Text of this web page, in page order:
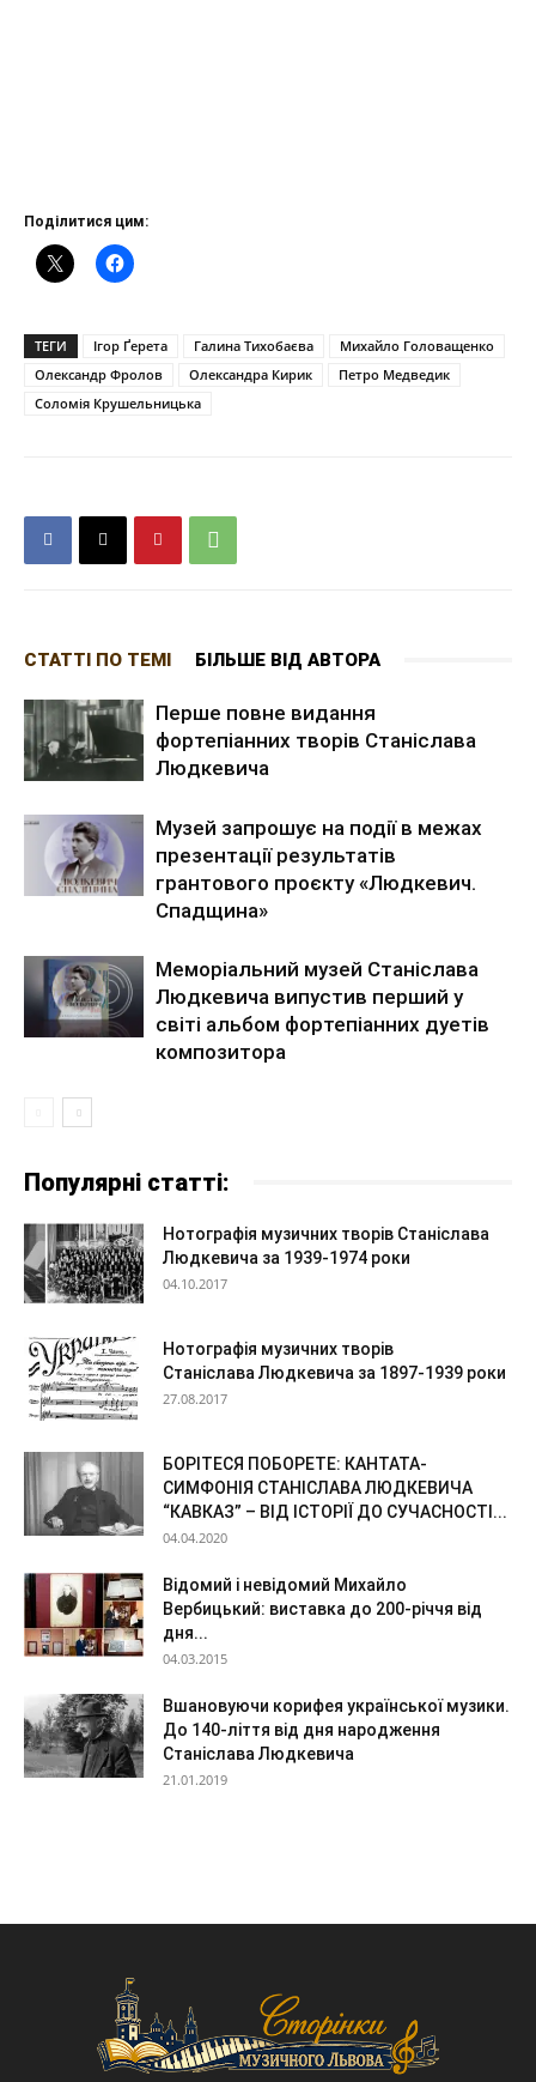
Поділитися цим:
ТЕГИ Ігор Ґерета Галина Тихобаєва
Михайло Головащенко
Олександр Фролов
Олександра Кирик
Петро Медведик
Соломія Крушельницька
СТАТТІ ПО ТЕМІ БІЛЬШЕ ВІД АВТОРА
Перше повне видання
фортепіанних творів Станіслава
Людкевича
Музей запрошує на події в межах
презентації результатів
грантового проєкту «Людкевич.
Спадщина»
Меморіальний музей Станіслава
Людкевича випустив перший у
світі альбом фортепіанних дуетів
композитора
Популярні статті:
Нотографія музичних творів Станіслава
Людкевича за 1939-1974 роки
04.10.2017
Нотографія музичних творів
Станіслава Людкевича за 1897-1939 роки
27.08.2017
БОРІТЕСЯ ПОБОРЕТЕ: КАНТАТА-
СИМФОНІЯ СТАНІСЛАВА ЛЮДКЕВИЧА
“КАВКАЗ” – ВІД ІСТОРІЇ ДО СУЧАСНОСТІ...
04.04.2020
Відомий і невідомий Михайло
Вербицький: виставка до 200-річчя від
дня...
04.03.2015
Вшановуючи корифея української музики.
До 140-ліття від дня народження
Станіслава Людкевича
21.01.2019